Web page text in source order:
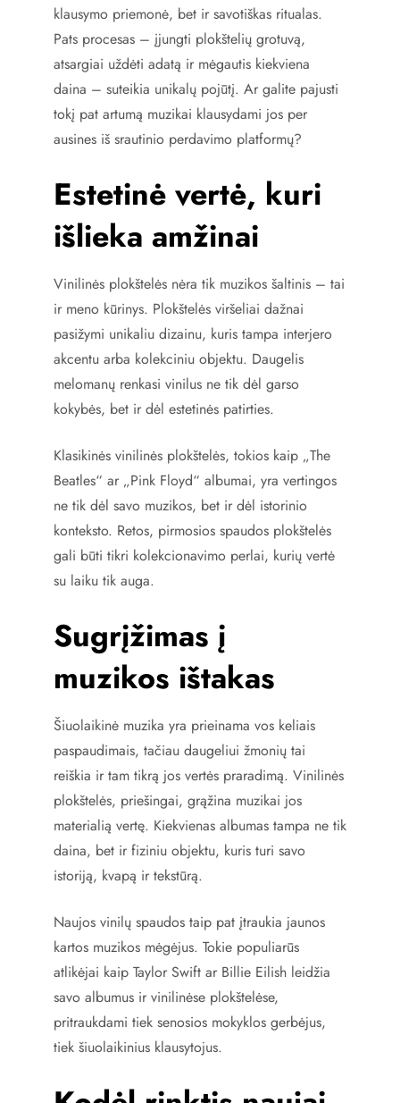
klausymo priemonė, bet ir savotiškas ritualas.
Pats procesas – įjungti plokštelių grotuvą,
atsargiai uždėti adatą ir mėgautis kiekviena
daina – suteikia unikalų pojūtį. Ar galite pajusti
tokį pat artumą muzikai klausydami jos per
ausines iš srautinio perdavimo platformų?
Estetinė vertė, kuri
išlieka amžinai
Vinilinės plokštelės nėra tik muzikos šaltinis – tai
ir meno kūrinys. Plokštelės viršeliai dažnai
pasižymi unikaliu dizainu, kuris tampa interjero
akcentu arba kolekciniu objektu. Daugelis
melomanų renkasi vinilus ne tik dėl garso
kokybės, bet ir dėl estetinės patirties.
Klasikinės vinilinės plokštelės, tokios kaip „The
Beatles“ ar „Pink Floyd“ albumai, yra vertingos
ne tik dėl savo muzikos, bet ir dėl istorinio
konteksto. Retos, pirmosios spaudos plokštelės
gali būti tikri kolekcionavimo perlai, kurių vertė
su laiku tik auga.
Sugrįžimas į
muzikos ištakas
Šiuolaikinė muzika yra prieinama vos keliais
paspaudimais, tačiau daugeliui žmonių tai
reiškia ir tam tikrą jos vertės praradimą. Vinilinės
plokštelės, priešingai, grąžina muzikai jos
materialią vertę. Kiekvienas albumas tampa ne tik
daina, bet ir fiziniu objektu, kuris turi savo
istoriją, kvapą ir tekstūrą.
Naujos vinilų spaudos taip pat įtraukia jaunos
kartos muzikos mėgėjus. Tokie populiarūs
atlikėjai kaip Taylor Swift ar Billie Eilish leidžia
savo albumus ir vinilinėse plokštelėse,
pritraukdami tiek senosios mokyklos gerbėjus,
tiek šiuolaikinius klausytojus.